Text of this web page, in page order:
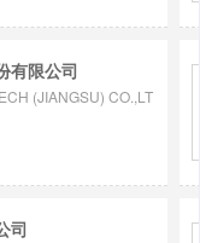
有限公司
(JIANGSU) CO.,LT
司